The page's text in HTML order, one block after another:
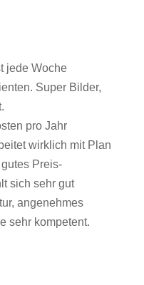
jede Woche
Super Bilder,
pro Jahr
wirklich mit Plan
Preis-
sich sehr gut
angenehmes
sehr kompetent.